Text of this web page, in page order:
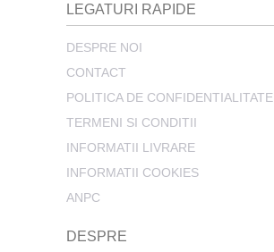
LEGATURI RAPIDE
DESPRE NOI
CONTACT
POLITICA DE CONFIDENTIALITATE
TERMENI SI CONDITII
INFORMATII LIVRARE
INFORMATII COOKIES
ANPC
DESPRE